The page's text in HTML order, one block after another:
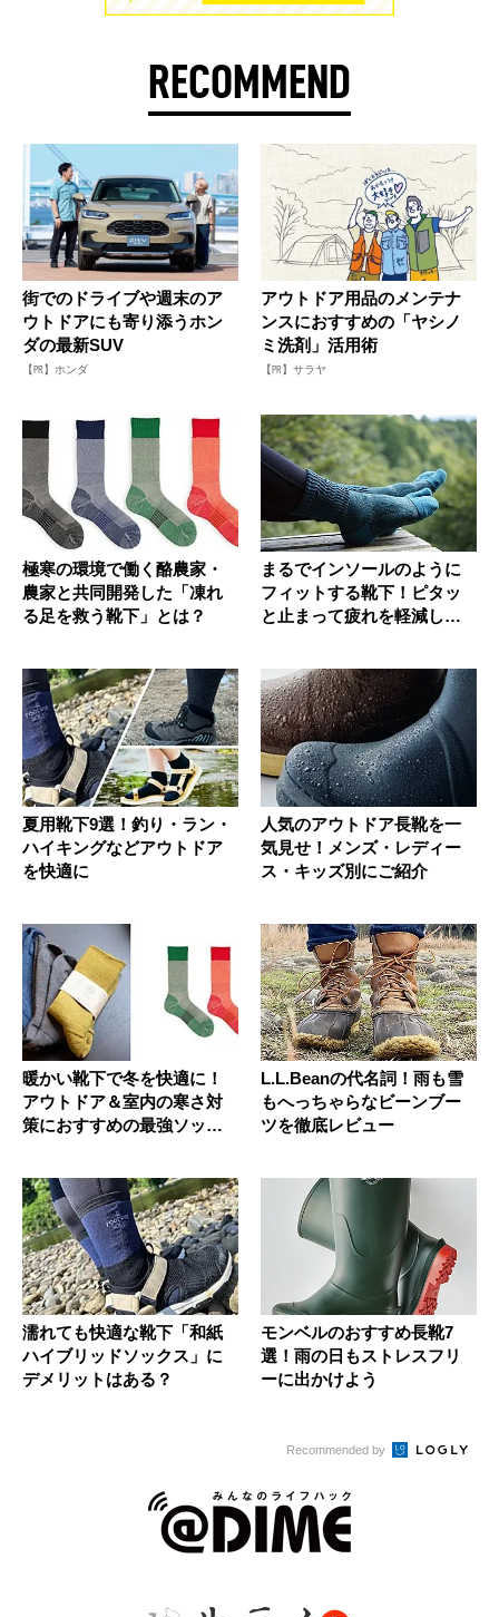
RECOMMEND
街でのドライブや週末のア
ウトドアにも寄り添うホン
ダの最新SUV
【PR】ホンダ
アウトドア用品のメンテナ
ンスにおすすめの「ヤシノ
ミ洗剤」活用術
【PR】サラヤ
極寒の環境で働く酪農家・
農家と共同開発した「凍れ
る足を救う靴下」とは？
まるでインソールのように
フィットする靴下！ピタッ
と止まって疲れを軽減して
夏用靴下9選！釣り・ラン・
ハイキングなどアウトドア
を快適に
人気のアウトドア長靴を一
気見せ！メンズ・レディー
ス・キッズ別にご紹介
暖かい靴下で冬を快適に！
アウトドア＆室内の寒さ対
策におすすめの最強ソック
L.L.Beanの代名詞！雨も雪
もへっちゃらなビーンブー
ツを徹底レビュー
濡れても快適な靴下「和紙
ハイブリッドソックス」に
デメリットはある？
モンベルのおすすめ長靴7
選！雨の日もストレスフリ
ーに出かけよう
Recommended by